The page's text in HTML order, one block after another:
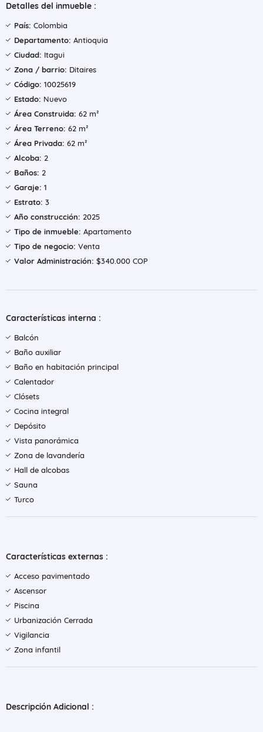
Detalles del inmueble :
País: Colombia
Departamento: Antioquia
Ciudad: Itagui
Zona / barrio: Ditaires
Código: 10025619
Estado: Nuevo
Área Construida: 62 m²
Área Terreno: 62 m²
Área Privada: 62 m²
Alcoba: 2
Baños: 2
Garaje: 1
Estrato: 3
Año construcción: 2025
Tipo de inmueble: Apartamento
Tipo de negocio: Venta
Valor Administración: $340.000 COP
Características interna :
Balcón
Baño auxiliar
Baño en habitación principal
Calentador
Clósets
Cocina integral
Depósito
Vista panorámica
Zona de lavandería
Hall de alcobas
Sauna
Turco
Características externas :
Acceso pavimentado
Ascensor
Piscina
Urbanización Cerrada
Vigilancia
Zona infantil
Descripción Adicional :